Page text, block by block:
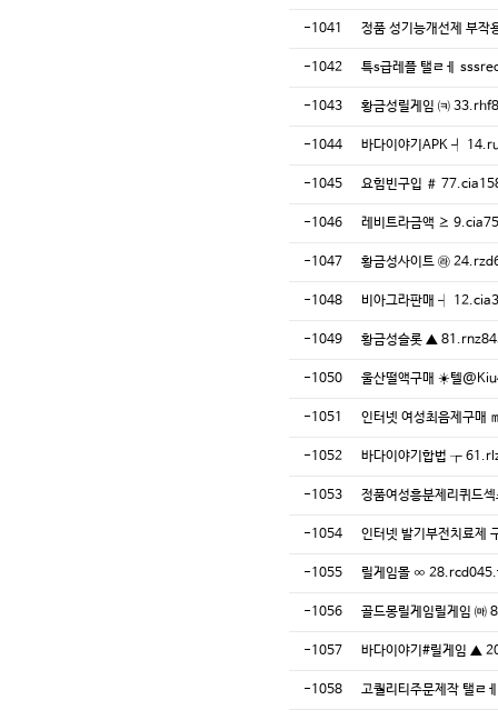
-1041 정품 성기능개선제 부
-1042 특s급레플 탤ㄹㅔ
-1043 황금성릴게임 ㈊
-1044 바다이야기APK ┩
-1045 요힘빈구입 ＃
-1046 레비트라금액 ≥
-1047 황금성사이트 ㉱
-1048 비아그라판매 ┥
-1049 황금성슬롯 ▲
-1050 울산떨액구매 ☀️텔
-1051 인터넷 여성최음제구매
-1052 바다이야기합법 ┲
-1053 정품여성흥분제리퀴
-1054 인터넷 발기부전치료제
-1055 릴게임몰 ∞
-1056 골드몽릴게임릴게임
-1057 바다이야기#릴게임 ▲
-1058 고퀄리티주문제작 탤ㄹ